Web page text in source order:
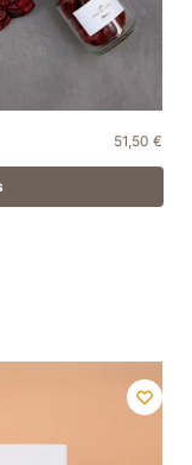
51,50 €